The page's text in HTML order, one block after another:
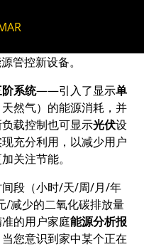
系统，定制
管控新设备。
系统——引入了显示单
天然气）的能源消耗，并
载控制也可显示光伏设
充分利用，以减少用户
关注节能。
段（小时/天/周/月/年
/减少的二氧化碳排放量
的用户家庭能源分析报
您意识到家中某个正在